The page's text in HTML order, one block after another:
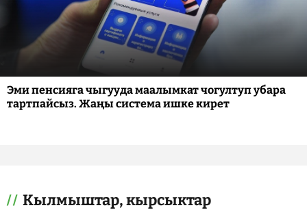
Эми пенсияга чыгууда маалымкат чогултуп убара
тартпайсыз. Жаңы система ишке кирет
Кылмыштар, кырсыктар